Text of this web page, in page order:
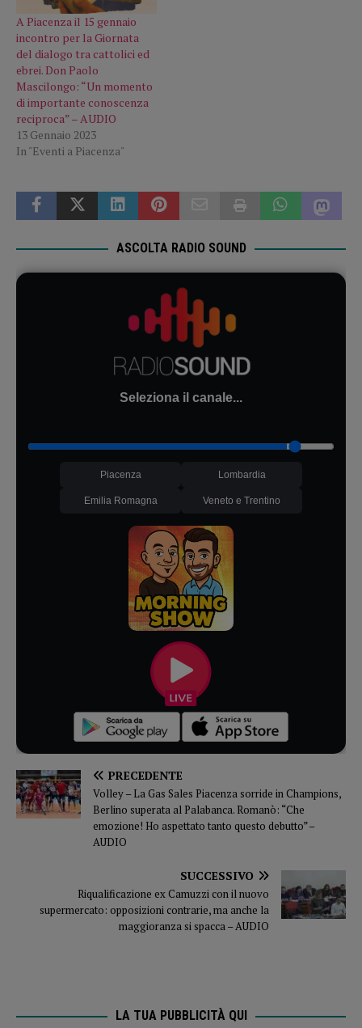
A Piacenza il 15 gennaio
incontro per la Giornata
del dialogo tra cattolici ed
ebrei. Don Paolo
Mascilongo: “Un momento
di importante conoscenza
reciproca” – AUDIO
13 Gennaio 2023
In "Eventi a Piacenza"
ASCOLTA RADIO SOUND
Seleziona il canale...
Piacenza Lombardia
Emilia Romagna Veneto e Trentino
PRECEDENTE
Volley – La Gas Sales Piacenza sorride in Champions,
Berlino superata al Palabanca. Romanò: “Che
emozione! Ho aspettato tanto questo debutto” –
AUDIO
SUCCESSIVO
Riqualificazione ex Camuzzi con il nuovo
supermercato: opposizioni contrarie, ma anche la
maggioranza si spacca – AUDIO
LA TUA PUBBLICITÀ QUI